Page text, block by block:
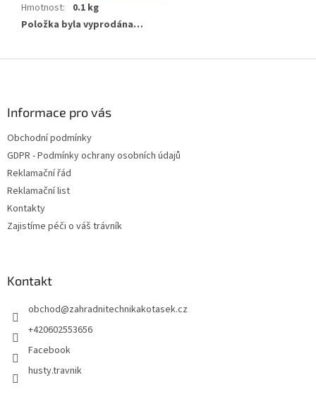
Hmotnost:
0.1 kg
Položka byla vyprodána…
Informace pro vás
Obchodní podmínky
GDPR - Podmínky ochrany osobních údajů
Reklamační řád
Reklamační list
Kontakty
Zajistíme péči o váš trávník
Kontakt
obchod@zahradnitechnikakotasek.cz
+420602553656
Facebook
husty.travnik